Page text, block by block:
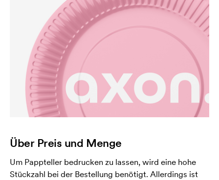
Über Preis und Menge
Um Pappteller bedrucken zu lassen, wird eine hohe
Stückzahl bei der Bestellung benötigt. Allerdings ist